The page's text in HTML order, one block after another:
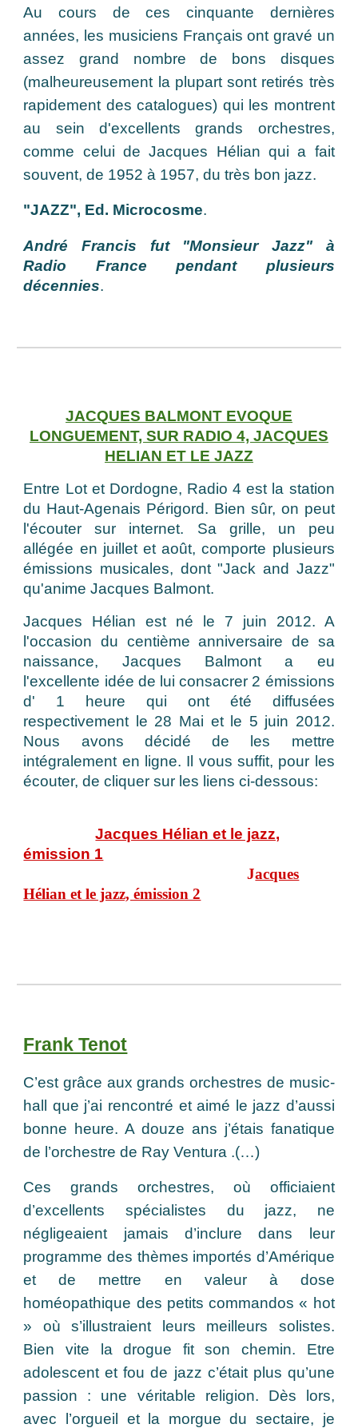
Au cours de ces cinquante dernières
années, les musiciens Français ont gravé un
assez grand nombre de bons disques
(malheureusement la plupart sont retirés très
rapidement des catalogues) qui les montrent
au sein d'excellents grands orchestres,
comme celui de Jacques Hélian qui a fait
souvent, de 1952 à 1957, du très bon jazz.
"JAZZ", Ed. Microcosme.
André Francis fut "Monsieur Jazz" à
Radio France pendant plusieurs
décennies.
JACQUES BALMONT EVOQUE
LONGUEMENT, SUR RADIO 4, JACQUES
HELIAN ET LE JAZZ
Entre Lot et Dordogne, Radio 4 est la station
du Haut-Agenais Périgord. Bien sûr, on peut
l'écouter sur internet. Sa grille, un peu
allégée en juillet et août, comporte plusieurs
émissions musicales, dont "Jack and Jazz"
qu'anime Jacques Balmont.
Jacques Hélian est né le 7 juin 2012. A
l'occasion du centième anniversaire de sa
naissance, Jacques Balmont a eu
l'excellente idée de lui consacrer 2 émissions
d' 1 heure qui ont été diffusées
respectivement le 28 Mai et le 5 juin 2012.
Nous avons décidé de les mettre
intégralement en ligne. Il vous suffit, pour les
écouter, de cliquer sur les liens ci-dessous:
Jacques Hélian et le jazz,
émission 1
Jacques
Hélian et le jazz, émission 2
Frank Tenot
C’est grâce aux grands orchestres de music-
hall que j’ai rencontré et aimé le jazz d’aussi
bonne heure. A douze ans j’étais fanatique
de l’orchestre de Ray Ventura .(…)
Ces grands orchestres, où officiaient
d’excellents spécialistes du jazz, ne
négligeaient jamais d’inclure dans leur
programme des thèmes importés d’Amérique
et de mettre en valeur à dose
homéopathique des petits commandos « hot
» où s’illustraient leurs meilleurs solistes.
Bien vite la drogue fit son chemin. Etre
adolescent et fou de jazz c’était plus qu’une
passion : une véritable religion. Dès lors,
avec l’orgueil et la morgue du sectaire, je